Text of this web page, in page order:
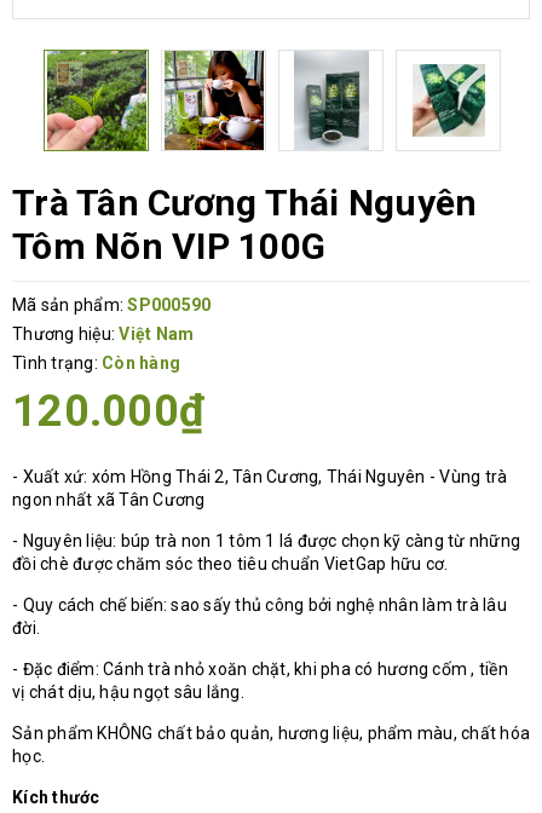
Trà Tân Cương Thái Nguyên
Tôm Nõn VIP 100G
Mã sản phẩm: SP000590
Thương hiệu: Việt Nam
Tình trạng: Còn hàng
120.000₫
- Xuất xứ: xóm Hồng Thái 2, Tân Cương, Thái Nguyên - Vùng trà
ngon nhất xã Tân Cương
- Nguyên liệu: búp trà non 1 tôm 1 lá được chọn kỹ càng từ những
đồi chè được chăm sóc theo tiêu chuẩn VietGap hữu cơ.
- Quy cách chế biến: sao sấy thủ công bởi nghệ nhân làm trà lâu
đời.
- Đặc điểm: Cánh trà nhỏ xoăn chặt, khi pha có hương cốm , tiền
vị chát dịu, hậu ngọt sâu lắng.
Sản phẩm KHÔNG chất bảo quản, hương liệu, phẩm màu, chất hóa
học.
Kích thước